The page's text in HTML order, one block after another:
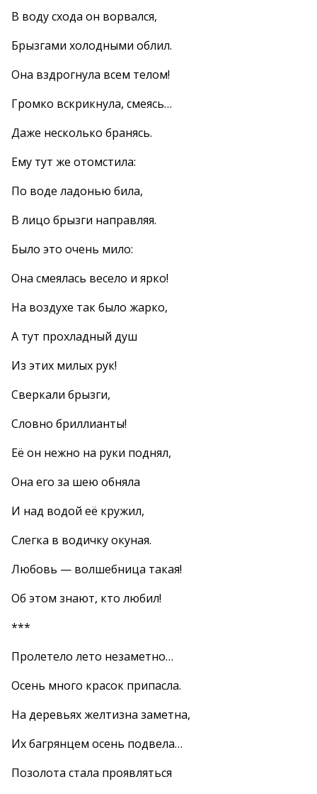
В воду схода он ворвался,
Брызгами холодными облил.
Она вздрогнула всем телом!
Громко вскрикнула, смеясь…
Даже несколько бранясь.
Ему тут же отомстила:
По воде ладонью била,
В лицо брызги направляя.
Было это очень мило:
Она смеялась весело и ярко!
На воздухе так было жарко,
А тут прохладный душ
Из этих милых рук!
Сверкали брызги,
Словно бриллианты!
Её он нежно на руки поднял,
Она его за шею обняла
И над водой её кружил,
Слегка в водичку окуная.
Любовь — волшебница такая!
Об этом знают, кто любил!
***
Пролетело лето незаметно…
Осень много красок припасла.
На деревьях желтизна заметна,
Их багрянцем осень подвела…
Позолота стала проявляться